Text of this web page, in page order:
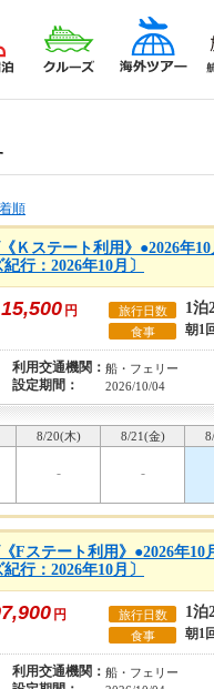
順
ステート利用》●2026年
行：2026年10月〕
円 旅行日数 1泊
食事 朝1
利用交通機関： 船・フェリー
設定期間： 2026/10/04
8/20(木) 8/21(金)
- -
Fステート利用》●2026年10
行：2026年10月〕
円 旅行日数 1泊
食事 朝1
利用交通機関： 船・フェリー